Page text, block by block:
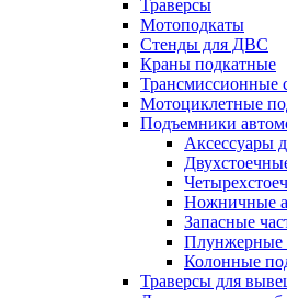
Траверсы
Мотоподкаты
Стенды для ДВС
Краны подкатные
Трансмиссионные
Мотоциклетные
Подъемники
Аксессуары
Ножничные
Запасные
Плунжерные
Колонные
Траверсы для